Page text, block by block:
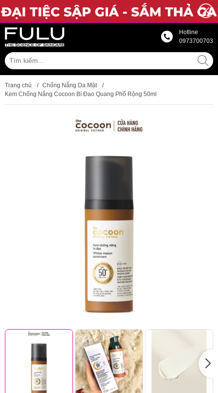
Hotline
0973700703
Trang chủ / Chống Nắng Da Mặt
/
Kem Chống Nắng Cocoon Bí Đao Quang Phổ Rộng 50ml